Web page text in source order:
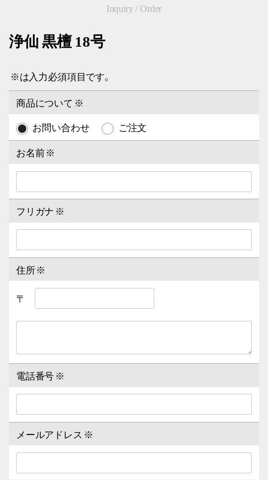
Inquiry / Order
浄仙 黒檀 18号
※は入力必須項目です。
商品について ※
お問い合わせ
ご注文
お名前※
フリガナ ※
住所※
〒
電話番号※
メールアドレス ※